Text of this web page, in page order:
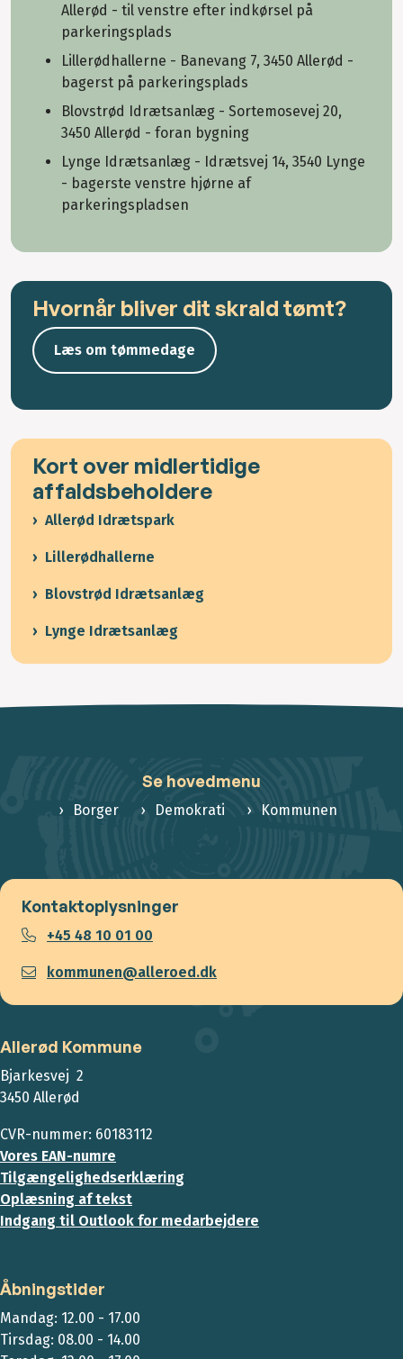
Allerød - til venstre efter indkørsel på
parkeringsplads
Lillerødhallerne - Banevang 7, 3450 Allerød -
bagerst på parkeringsplads
Blovstrød Idrætsanlæg - Sortemosevej 20,
3450 Allerød - foran bygning
Lynge Idrætsanlæg - Idrætsvej 14, 3540 Lynge
- bagerste venstre hjørne af
parkeringspladsen
Hvornår bliver dit skrald tømt?
Læs om tømmedage
Kort over midlertidige
affaldsbeholdere
Allerød Idrætspark
Lillerødhallerne
Blovstrød Idrætsanlæg
Lynge Idrætsanlæg
Se hovedmenu
Borger Demokrati Kommunen
Kontaktoplysninger
+45 48 10 01 00
kommunen@alleroed.dk
Allerød Kommune
Bjarkesvej 2
3450 Allerød
CVR-nummer: 60183112
Vores EAN-numre
Tilgængelighedserklæring
Oplæsning af tekst
Indgang til Outlook for medarbejdere
Åbningstider
Mandag: 12.00 - 17.00
Tirsdag: 08.00 - 14.00